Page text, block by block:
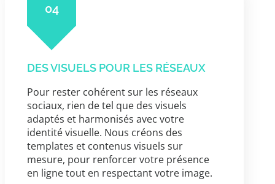
04
DES VISUELS POUR LES RÉSEAUX
Pour rester cohérent sur les réseaux
sociaux, rien de tel que des visuels
adaptés et harmonisés avec votre
identité visuelle. Nous créons des
templates et contenus visuels sur
mesure, pour renforcer votre présence
en ligne tout en respectant votre image.